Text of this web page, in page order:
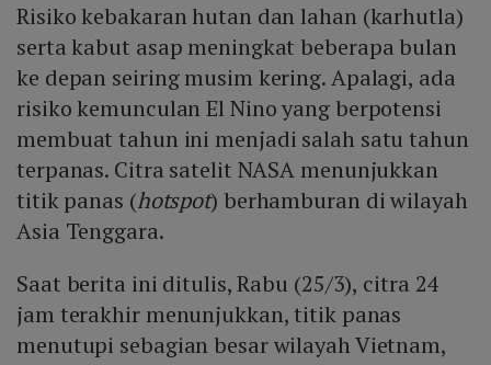
Risiko kebakaran hutan dan lahan (karhutla)
serta kabut asap meningkat beberapa bulan
ke depan seiring musim kering. Apalagi, ada
risiko kemunculan El Nino yang berpotensi
membuat tahun ini menjadi salah satu tahun
terpanas. Citra satelit NASA menunjukkan
titik panas (hotspot) berhamburan di wilayah
Asia Tenggara.
Saat berita ini ditulis, Rabu (25/3), citra 24
jam terakhir menunjukkan, titik panas
menutupi sebagian besar wilayah Vietnam,